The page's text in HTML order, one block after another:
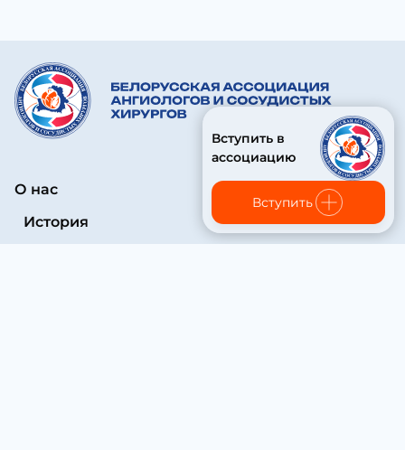
Вступить в
ассоциацию
Вступить
О нас
История